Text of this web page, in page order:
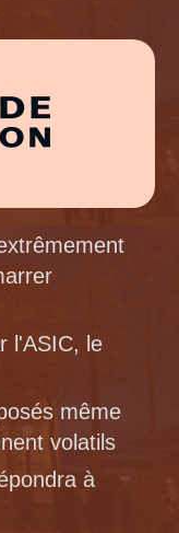
l'ASIC, le
même
volatils
à